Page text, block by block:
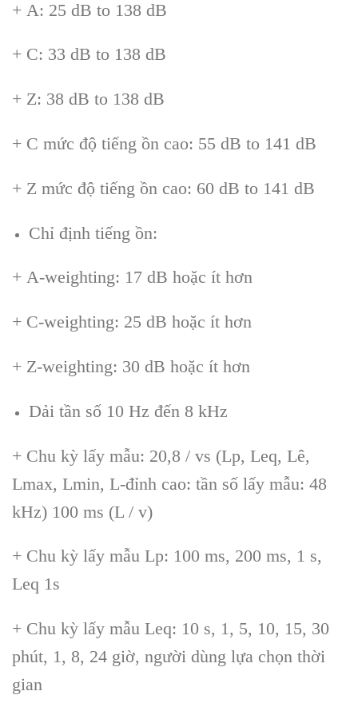
+ A: 25 dB to 138 dB
+ C: 33 dB to 138 dB
+ Z: 38 dB to 138 dB
+ C mức độ tiếng ồn cao: 55 dB to 141 dB
+ Z mức độ tiếng ồn cao: 60 dB to 141 dB
Chỉ định tiếng ồn:
+ A-weighting: 17 dB hoặc ít hơn
+ C-weighting: 25 dB hoặc ít hơn
+ Z-weighting: 30 dB hoặc ít hơn
Dải tần số 10 Hz đến 8 kHz
+ Chu kỳ lấy mẫu: 20,8 / vs (Lp, Leq, Lê,
Lmax, Lmin, L-đỉnh cao: tần số lấy mẫu: 48
kHz) 100 ms (L / v)
+ Chu kỳ lấy mẫu Lp: 100 ms, 200 ms, 1 s,
Leq 1s
+ Chu kỳ lấy mẫu Leq: 10 s, 1, 5, 10, 15, 30
phút, 1, 8, 24 giờ, người dùng lựa chọn thời
gian